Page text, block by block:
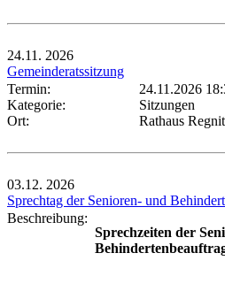
24.11. 2026
Gemeinderatssitzung
Termin:
24.11.2026
Kategorie:
Sitzungen
Ort:
Rathaus
03.12. 2026
Sprechtag der Senioren- und
Beschreibung:
Sprechzeiten der